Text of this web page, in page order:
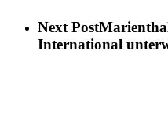
Next Post
International